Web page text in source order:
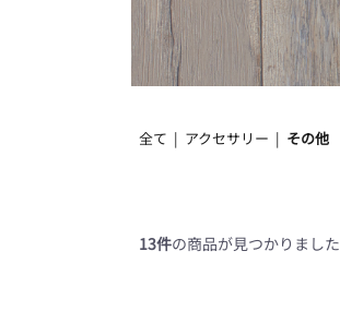
全て | アクセサリー | その他
13件の商品が見つかりました